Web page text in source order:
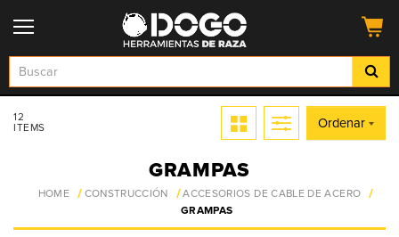
GRAMPAS
HOME CONSTRUCCIÓN
ACCESORIOS DE CABLE DE ACERO
GRAMPAS
12
ITEMS
Ordenar